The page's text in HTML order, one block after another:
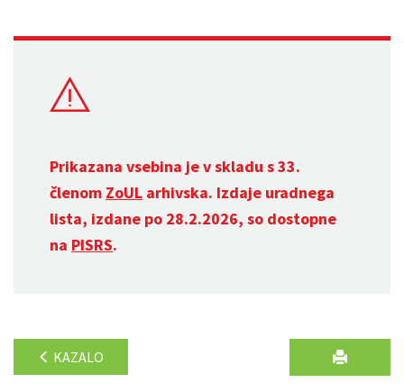
Prikazana vsebina je v skladu s 33.
členom ZoUL arhivska. Izdaje uradnega
lista, izdane po 28.2.2026, so dostopne
na PISRS.
KAZALO